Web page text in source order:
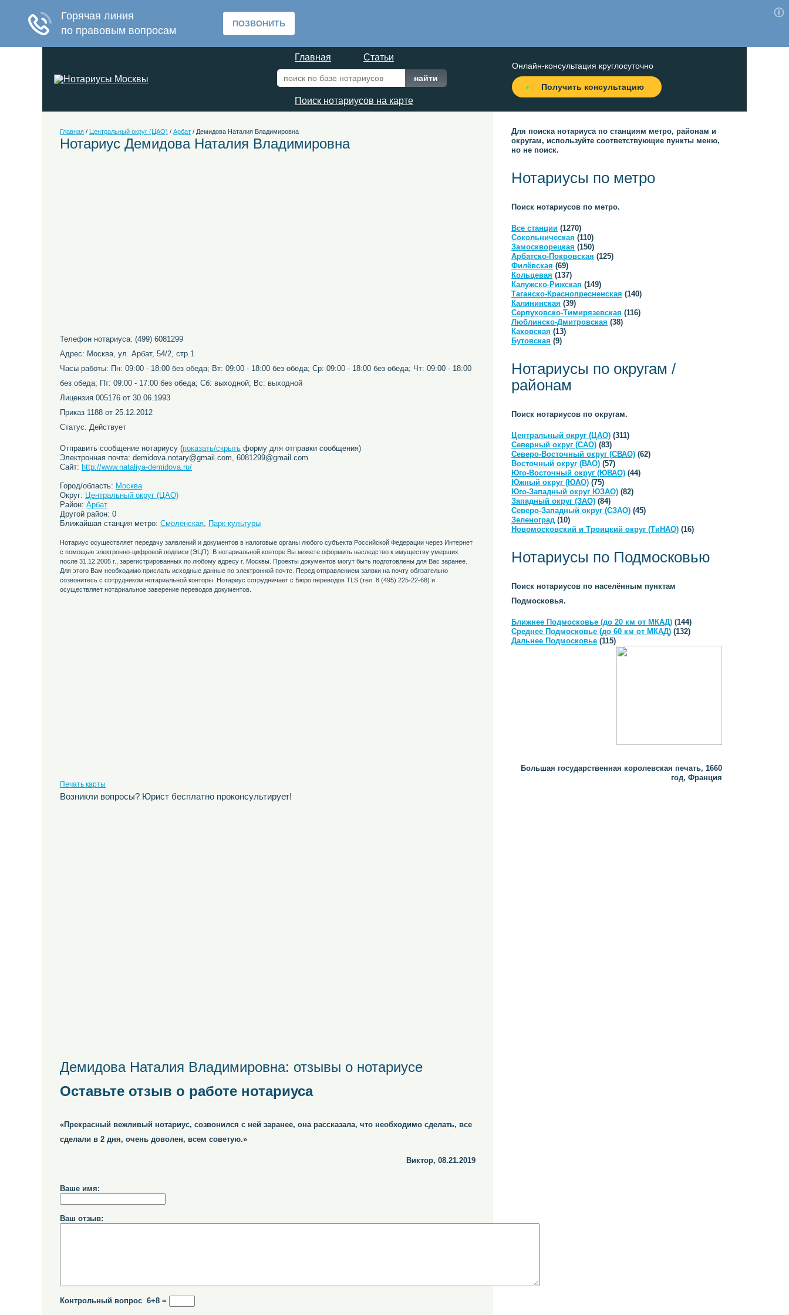
Главная Статьи
Поиск нотариусов на карте
Онлайн-консультация круглосуточно
Получить консультацию
Главная / Центральный округ (ЦАО) / Арбат / Демидова Наталия Владимировна
Нотариус Демидова Наталия Владимировна
Телефон нотариуса: (499) 6081299
Адрес: Москва, ул. Арбат, 54/2, стр.1
Часы работы: Пн: 09:00 - 18:00 без обеда; Вт: 09:00 - 18:00 без обеда; Ср: 09:00 - 18:00 без обеда; Чт: 09:00 - 18:00
без обеда; Пт: 09:00 - 17:00 без обеда; Сб: выходной; Вс: выходной
Лицензия 005176 от 30.06.1993
Приказ 1188 от 25.12.2012
Статус: Действует
Отправить сообщение нотариусу (показать/скрыть форму для отправки сообщения)
Электронная почта: demidova.notary@gmail.com, 6081299@gmail.com
Сайт: http://www.nataliya-demidova.ru/
Город/область: Москва
Округ: Центральный округ (ЦАО)
Район: Арбат
Другой район: 0
Ближайшая станция метро: Смоленская, Парк культуры
Нотариус осуществляет передачу заявлений и документов в налоговые органы любого субъекта Российской Федерации через Интернет
с помощью электронно-цифровой подписи (ЭЦП). В нотариальной конторе Вы можете оформить наследство к имуществу умерших
после 31.12.2005 г., зарегистрированных по любому адресу г. Москвы. Проекты документов могут быть подготовлены для Вас заранее.
Для этого Вам необходимо прислать исходные данные по электронной почте. Перед отправлением заявки на почту обязательно
созвонитесь с сотрудником нотариальной конторы. Нотариус сотрудничает с Бюро переводов TLS (тел. 8 (495) 225-22-68) и
осуществляет нотариальное заверение переводов документов.
Печать карты
Возникли вопросы? Юрист бесплатно проконсультирует!
Демидова Наталия Владимировна: отзывы о нотариусе
Оставьте отзыв о работе нотариуса
«Прекрасный вежливый нотариус, созвонился с ней заранее, она рассказала, что необходимо сделать, все
сделали в 2 дня, очень доволен, всем советую.»
Виктор, 08.21.2019
Ваше имя:
Ваш отзыв:
Контрольный вопрос 6+8 =
Для поиска нотариуса по станциям метро, районам и
округам, используйте соответствующие пункты меню,
но не поиск.
Нотариусы по метро
Поиск нотариусов по метро.
Все станции (1270)
Сокольническая (110)
Замоскворецкая (150)
Арбатско-Покровская (125)
Филёвская (69)
Кольцевая (137)
Калужско-Рижская (149)
Таганско-Краснопресненская (140)
Калининская (39)
Серпуховско-Тимирязевская (116)
Люблинско-Дмитровская (38)
Каховская (13)
Бутовская (9)
Нотариусы по округам /
районам
Поиск нотариусов по округам.
Центральный округ (ЦАО) (311)
Северный округ (САО) (83)
Северо-Восточный округ (СВАО) (62)
Восточный округ (ВАО) (57)
Юго-Восточный округ (ЮВАО) (44)
Южный округ (ЮАО) (75)
Юго-Западный округ ЮЗАО) (82)
Западный округ (ЗАО) (84)
Северо-Западный округ (СЗАО) (45)
Зеленоград (10)
Новомосковский и Троицкий округ (ТиНАО) (16)
Нотариусы по Подмосковью
Поиск нотариусов по населённым пунктам
Подмосковья.
Ближнее Подмосковье (до 20 км от МКАД) (144)
Среднее Подмосковье (до 60 км от МКАД) (132)
Дальнее Подмосковье (115)
Большая государственная королевская печать, 1660
год, Франция